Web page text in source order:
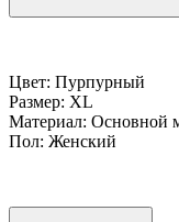
Цвет: Пурпурный
Размер: XL
Материал: Основной
Пол: Женский